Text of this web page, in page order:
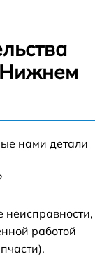
Нижнем
нами детали
неисправности,
работой